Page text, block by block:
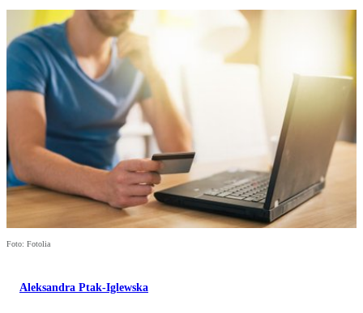
Foto: Fotolia
Aleksandra Ptak-Iglewska